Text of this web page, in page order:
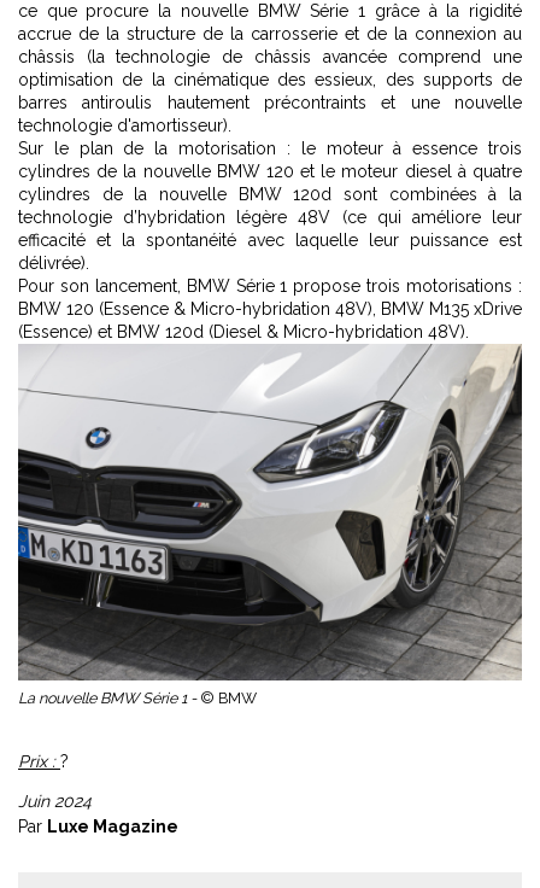
ce que procure la nouvelle BMW Série 1 grâce à la rigidité
accrue de la structure de la carrosserie et de la connexion au
châssis (la technologie de châssis avancée comprend une
optimisation de la cinématique des essieux, des supports de
barres antiroulis hautement précontraints et une nouvelle
technologie d'amortisseur).
Sur le plan de la motorisation : le moteur à essence trois
cylindres de la nouvelle BMW 120 et le moteur diesel à quatre
cylindres de la nouvelle BMW 120d sont combinées à la
technologie d’hybridation légère 48V (ce qui améliore leur
efficacité et la spontanéité avec laquelle leur puissance est
délivrée).
Pour son lancement, BMW Série 1 propose trois motorisations :
BMW 120 (Essence & Micro-hybridation 48V), BMW M135 xDrive
(Essence) et BMW 120d (Diesel & Micro-hybridation 48V).
La nouvelle BMW Série 1 - © BMW
Prix :?
Juin 2024
Par Luxe Magazine